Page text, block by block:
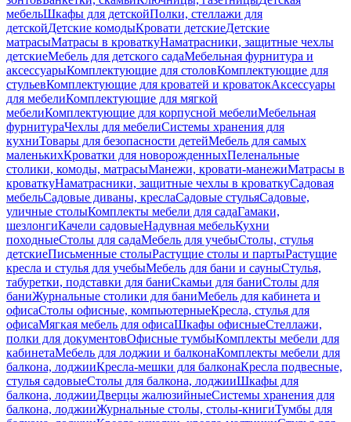
мебельШкафы для детскойПолки, стеллажи для
детскойДетские комодыКровати детскиеДетские
матрасыМатрасы в кроваткуНаматрасники, защитные чехлы
детскиеМебель для детского садаМебельная фурнитура и
аксессуарыКомплектующие для столовКомплектующие для
стульевКомплектующие для кроватей и кроватокАксессуары
для мебелиКомплектующие для мягкой
мебелиКомплектующие для корпусной мебелиМебельная
фурнитураЧехлы для мебелиСистемы хранения для
кухниТовары для безопасности детейМебель для самых
маленькихКроватки для новорожденныхПеленальные
столики, комоды, матрасыМанежи, кровати-манежиМатрасы в
кроваткуНаматрасники, защитные чехлы в кроваткуСадовая
мебельСадовые диваны, креслаСадовые стульяСадовые,
уличные столыКомплекты мебели для садаГамаки,
шезлонгиКачели садовыеНадувная мебельКухни
походныеСтолы для садаМебель для учебыСтолы, стулья
детскиеПисьменные столыРастущие столы и партыРастущие
кресла и стулья для учебыМебель для бани и сауныСтулья,
табуретки, подставки для баниСкамьи для баниСтолы для
баниЖурнальные столики для баниМебель для кабинета и
офисаСтолы офисные, компьютерныеКресла, стулья для
офисаМягкая мебель для офисаШкафы офисныеСтеллажи,
полки для документовОфисные тумбыКомплекты мебели для
кабинетаМебель для лоджии и балконаКомплекты мебели для
балкона, лоджииКресла-мешки для балконаКресла подвесные,
стулья садовыеСтолы для балкона, лоджииШкафы для
балкона, лоджииДверцы жалюзийныеСистемы хранения для
балкона, лоджииЖурнальные столы, столы-книгиТумбы для